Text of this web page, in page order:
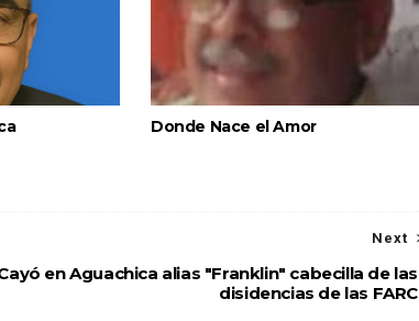
Donde Nace el Amor
Next
en Aguachica alias "Franklin" cabecilla de las
disidencias de las FARC